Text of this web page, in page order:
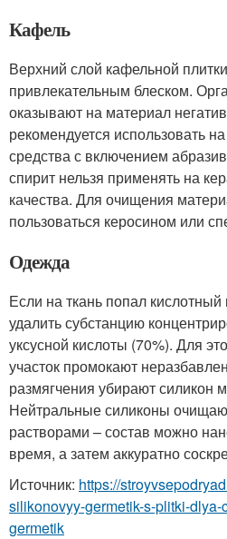
Кафель
Верхний слой кафельной
привлекательным блеском.
оказывают на материал
рекомендуется использовать
средства с включением
спирит нельзя применять на
качества. Для очищения
пользоваться керосином или
Одежда
Если на ткань попал
удалить субстанцию
уксусной кислоты (70%). Для
участок промокают
размягчения убирают силикон
Нейтральные силиконы
растворами – состав можно
время, а затем аккуратно
Источник: https://
silikonovyy-germetik-s-plitki-
germetik